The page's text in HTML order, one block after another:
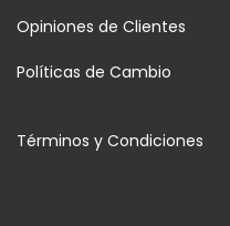
Opiniones de Clientes
Políticas de Cambio
Términos y Condiciones